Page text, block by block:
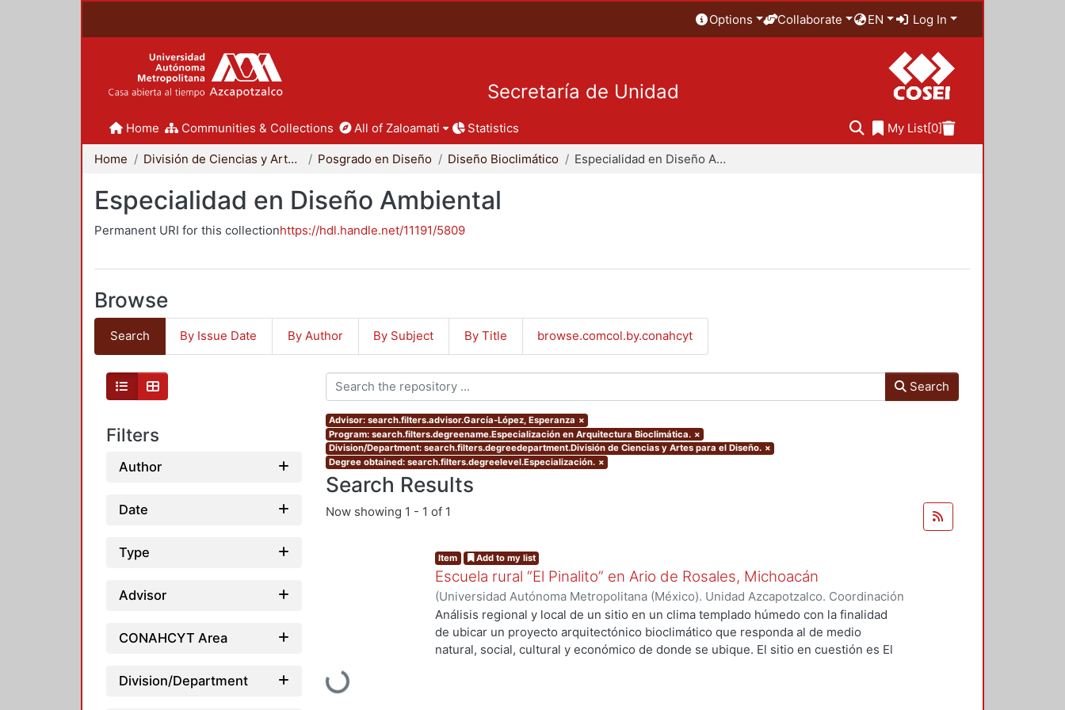
Options Collaborate EN Log In
Secretaría de Unidad
Home Communities & Collections All of Zaloamati Statistics My List[0]
Home División de Ciencias y Artes para el Diseño Posgrado en Diseño Diseño Bioclimático Especialidad en Diseño Ambiental
Especialidad en Diseño Ambiental
Permanent URI for this collectionhttps://hdl.handle.net/11191/5809
Browse
Search By Issue Date By Author By Subject By Title browse.comcol.by.conahcyt
Filters
Author
Date
Type
Advisor
CONAHCYT Area
Division/Department
Search
Advisor: search.filters.advisor.García-López, Esperanza ×
Program: search.filters.degreename.Especialización en Arquitectura Bioclimática. ×
Division/Department: search.filters.degreedepartment.División de Ciencias y Artes para el Diseño. ×
Degree obtained: search.filters.degreelevel.Especialización. ×
Search Results
Now showing 1 - 1 of 1
Loading...
Item Add to my list
Escuela rural “El Pinalito” en Ario de Rosales, Michoacán
(Universidad Autónoma Metropolitana (México). Unidad Azcapotzalco. Coordinación
de Servicios de Información., 2006-07 )González Rodríguez, Luz del Carmen
Análisis regional y local de un sitio en un clima templado húmedo con la finalidad
de ubicar un proyecto arquitectónico bioclimático que responda al de medio
natural, social, cultural y económico de donde se ubique. El sitio en cuestión es El